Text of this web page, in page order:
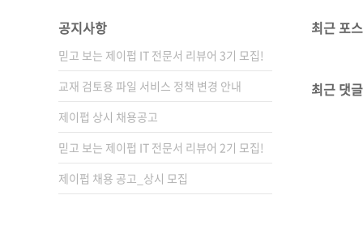
공지사항
믿고 보는 제이펍 IT 전문서 리뷰어 3기 모집!
교재 검토용 파일 서비스 정책 변경 안내
제이펍 상시 채용공고
믿고 보는 제이펍 IT 전문서 리뷰어 2기 모집!
제이펍 채용 공고_상시 모집
최근 포
최근 댓글